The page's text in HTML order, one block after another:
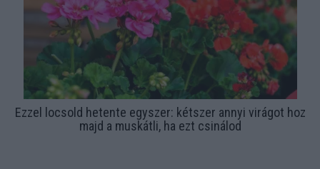
Ezzel locsold hetente egyszer: kétszer annyi virágot hoz
majd a muskátli, ha ezt csinálod